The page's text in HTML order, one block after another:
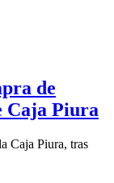
de
Caja Piura
Caja Piura, tras